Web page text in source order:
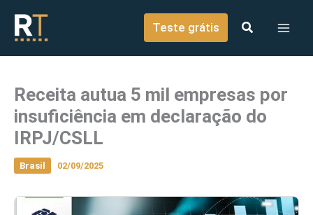
conteúdo
Teste grátis
Receita autua 5 mil empresas por
insuficiência em declaração do
IRPJ/CSLL
Brasil 02/09/2025